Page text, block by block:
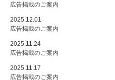
広告掲載のご案内
2025.12.01
広告掲載のご案内
2025.11.24
広告掲載のご案内
2025.11.17
広告掲載のご案内